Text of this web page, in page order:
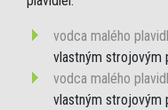
vodca malého
vlastným strojovým
vodca malého
vlastným strojovým